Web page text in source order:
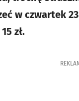
w czwartek
zł.